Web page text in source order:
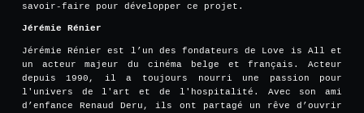
savoir-faire pour développer ce projet.
Jérémie Rénier
Jérémie Rénier est l’un des fondateurs de Love is All et
un acteur majeur du cinéma belge et français. Acteur
depuis 1990, il a toujours nourri une passion pour
l'univers de l'art et de l'hospitalité. Avec son ami
d’enfance Renaud Deru, ils ont partagé un rêve d’ouvrir